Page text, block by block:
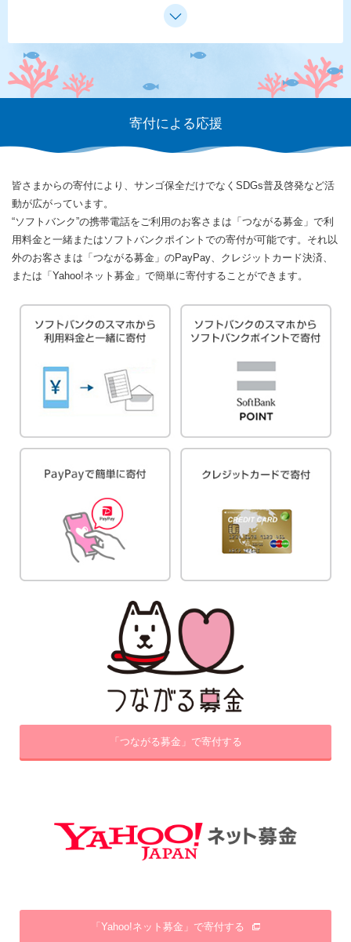
寄付による応援
皆さまからの寄付により、サンゴ保全だけでなく SDGs普及啓発など活
動が広がっています。
“ソフトバンク”の携帯電話をご利用のお客さまは「つながる募金」で利
用料金と一緒またはソフトバンクポイントでの寄付が可能です。 それ以
外のお客さまは「つながる募金」のPayPay、クレジットカード決済、
または「Yahoo!ネット募金」で簡単に寄付することができます。
「つながる募金」で寄付する
「Yahoo!ネット募金」で寄付する